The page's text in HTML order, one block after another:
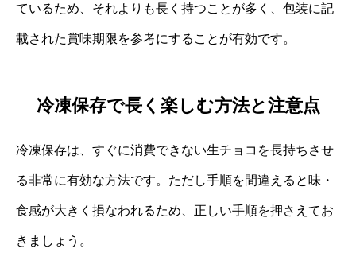
ているため、それよりも長く持つことが多く、包装に記
載された賞味期限を参考にすることが有効です。
冷凍保存で長く楽しむ方法と注意点
冷凍保存は、すぐに消費できない生チョコを長持ちさせ
る非常に有効な方法です。ただし手順を間違えると味・
食感が大きく損なわれるため、正しい手順を押さえてお
きましょう。